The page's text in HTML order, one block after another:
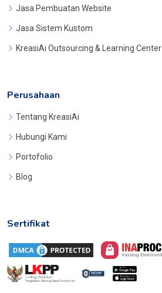
Jasa Pembuatan Website
Jasa Sistem Kustom
KreasiAi Outsourcing & Learning Center
Perusahaan
Tentang KreasiAi
Hubungi Kami
Portofolio
Blog
Sertifikat